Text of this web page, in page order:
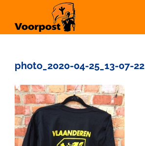
inhoud
photo_2020-04-25_13-07-22